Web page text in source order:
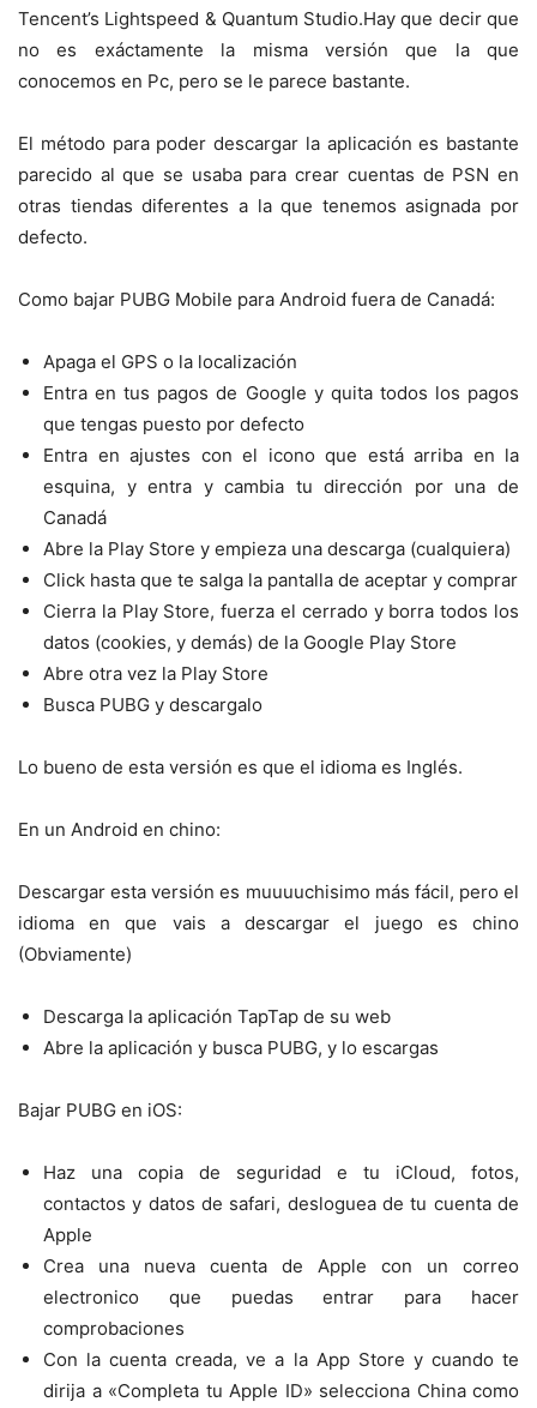
Tencent’s Lightspeed & Quantum Studio.Hay que decir que
no es exáctamente la misma versión que la que
conocemos en Pc, pero se le parece bastante.
El método para poder descargar la aplicación es bastante
parecido al que se usaba para crear cuentas de PSN en
otras tiendas diferentes a la que tenemos asignada por
defecto.
Como bajar PUBG Mobile para Android fuera de Canadá:
Apaga el GPS o la localización
Entra en tus pagos de Google y quita todos los pagos
que tengas puesto por defecto
Entra en ajustes con el icono que está arriba en la
esquina, y entra y cambia tu dirección por una de
Canadá
Abre la Play Store y empieza una descarga (cualquiera)
Click hasta que te salga la pantalla de aceptar y comprar
Cierra la Play Store, fuerza el cerrado y borra todos los
datos (cookies, y demás) de la Google Play Store
Abre otra vez la Play Store
Busca PUBG y descargalo
Lo bueno de esta versión es que el idioma es Inglés.
En un Android en chino:
Descargar esta versión es muuuuchisimo más fácil, pero el
idioma en que vais a descargar el juego es chino
(Obviamente)
Descarga la aplicación TapTap de su web
Abre la aplicación y busca PUBG, y lo escargas
Bajar PUBG en iOS:
Haz una copia de seguridad e tu iCloud, fotos,
contactos y datos de safari, desloguea de tu cuenta de
Apple
Crea una nueva cuenta de Apple con un correo
electronico que puedas entrar para hacer
comprobaciones
Con la cuenta creada, ve a la App Store y cuando te
dirija a «Completa tu Apple ID» selecciona China como